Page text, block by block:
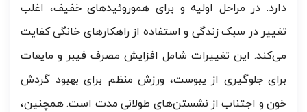
دارد. در مراحل اولیه و برای هموروئیدهای خفیف، اغلب
تغییر در سبک زندگی و استفاده از راهکارهای خانگی کفایت
می‌کند. این تغییرات شامل افزایش مصرف فیبر و مایعات
برای جلوگیری از یبوست، ورزش منظم برای بهبود گردش
خون و اجتناب از نشستن‌های طولانی مدت است. همچنین،